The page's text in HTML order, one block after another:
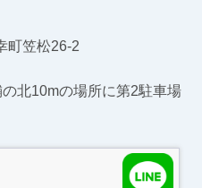
町笠松26-2
北10mの場所に第2駐車場